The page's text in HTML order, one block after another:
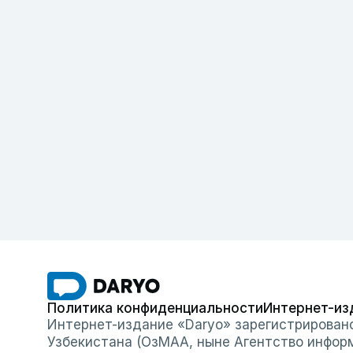
Политика конфиденциальностиИнтернет-
Интернет-издание «Daryo»
Узбекистана (ОзМАА, ныне Агентство